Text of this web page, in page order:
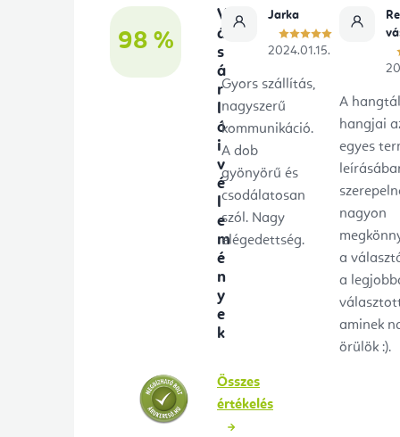
98 %
V
á
s
á
r
l
ó
i
v
é
l
e
m
é
n
y
e
k
Összes
értékelés
Jarka
2024.01.15.
Gyors szállítás,
nagyszerű
kommunikáció.
A dob
gyönyörű és
csodálatosan
szól. Nagy
elégedettség.
A
hangjai
egyes
nagyon
a
a
aminek
örülök :).